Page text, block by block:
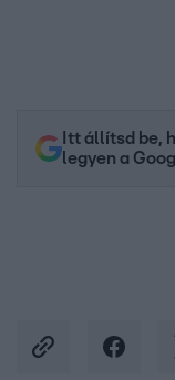
Itt állítsd be,
legyen a